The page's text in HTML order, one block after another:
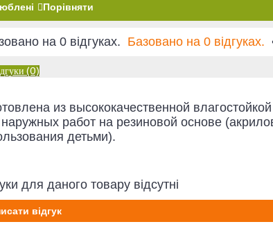
Порівняти
Базовано на 0 відгуках.
(0)
из высококачественной
работ на резиновой основе
детьми).
для даного товару відсутні
відгук